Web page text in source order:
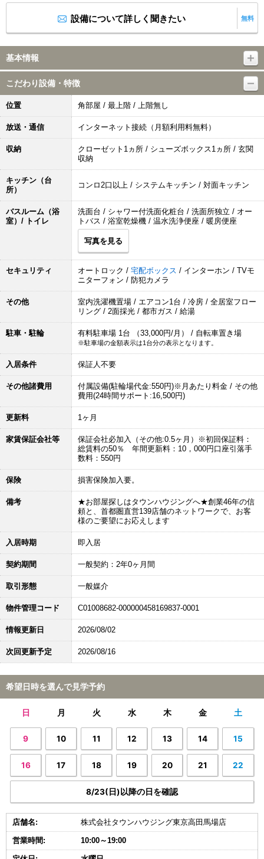
設備について詳しく聞きたい 無料
基本情報
こだわり設備・特徴
位置 角部屋 / 最上階 / 上階無し
放送・通信 インターネット接続（月額利用料無料）
収納
クローゼット1ヵ所 / シューズボックス1ヵ所 / 玄関
収納
キッチン（台
所）
コンロ2口以上 / システムキッチン / 対面キッチン
バスルーム（浴
室）/ トイレ
洗面台 / シャワー付洗面化粧台 / 洗面所独立 / オー
トバス / 浴室乾燥機 / 温水洗浄便座 / 暖房便座
写真を見る
セキュリティ オートロック / 宅配ボックス / インターホン / TVモ
ニターフォン / 防犯カメラ
その他
室内洗濯機置場 / エアコン1台 / 冷房 / 全居室フロー
リング / 2面採光 / 都市ガス / 給湯
駐車・駐輪 有料駐車場 1台 （33,000円/月） / 自転車置き場
※駐車場の金額表示は1台分の表示となります。
入居条件 保証人不要
その他諸費用
付属設備(駐輪場代金:550円)※月あたり料金 / その他
費用(24時間サポート:16,500円)
更新料 1ヶ月
家賃保証会社等
保証会社必加入（その他:0.5ヶ月）※初回保証料：
総賃料の50％ 年間更新料：10，000円口座引落手
数料：550円
保険 損害保険加入要。
備考
★お部屋探しはタウンハウジングへ★創業46年の信
頼と、首都圏直営139店舗のネットワークで、お客
様のご要望にお応えします
入居時期 即入居
契約期間 一般契約：2年0ヶ月間
取引形態 一般媒介
物件管理コード C01008682-000000458169837-0001
情報更新日 2026/08/02
次回更新予定 2026/08/16
希望日時を選んで見学予約
日 月 火 水 木 金 土
9 10 11 12 13 14 15
16 17 18 19 20 21 22
8/23(日)以降の日を確認
店舗名: 株式会社タウンハウジング東京高田馬場店
営業時間: 10:00～19:00